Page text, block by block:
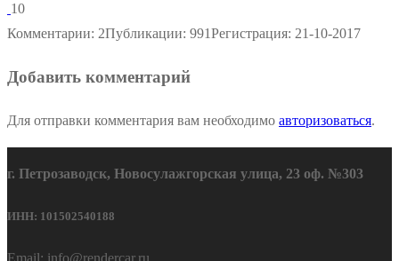
10
Комментарии: 2Публикации: 991Регистрация: 21-10-2017
Добавить комментарий
Для отправки комментария вам необходимо авторизоваться.
г. Петрозаводск, Новосулажгорская улица, 23 оф. №303
ИНН: 101502540188
Email: info@rendercar.ru